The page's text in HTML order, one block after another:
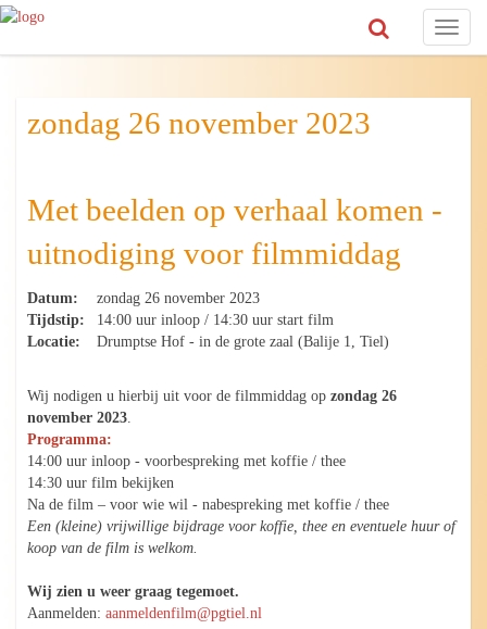
Toggle
zondag 26 november 2023
Met beelden op verhaal komen -
uitnodiging voor filmmiddag
Datum:
zondag 26 november 2023
Tijdstip:
14:00 uur inloop / 14:30 uur start film
Locatie:
Drumptse Hof - in de grote zaal (Balije 1, Tiel)
Wij nodigen u hierbij uit voor de filmmiddag opzondag 26
november 2023
Programma:
14:00 uur inloop - voorbespreking met koffie / thee
14:30 uur film bekijken
Na de film – voor wie wil - nabespreking met koffie / thee
Een (kleine) vrijwillige bijdrage voor koffie, thee en eventuele huur of
koop van de film is welkom.
Wij zien u weer graag tegemoet.
Aanmelden:aanmeldenfilm@pgtiel.nl